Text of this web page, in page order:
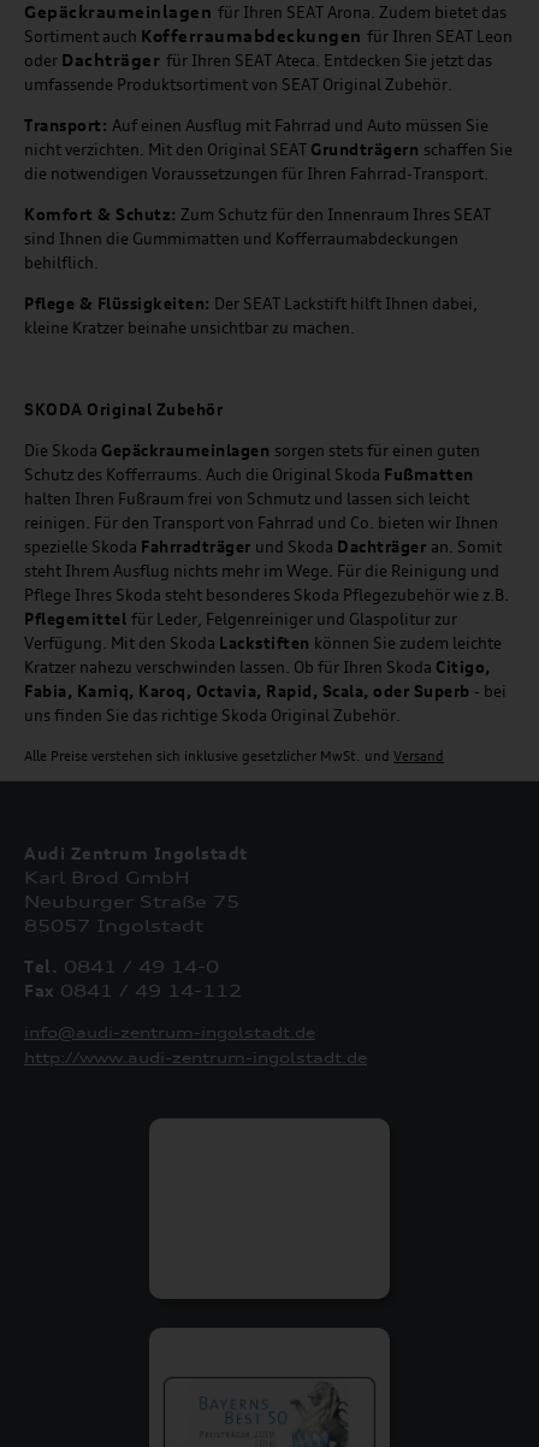
Gepäckraumeinlagen für Ihren SEAT Arona. Zudem bietet das
Sortiment auch Kofferraumabdeckungen für Ihren SEAT Leon
oder Dachträger für Ihren SEAT Ateca. Entdecken Sie jetzt das
umfassende Produktsortiment von SEAT Original Zubehör.
Transport: Auf einen Ausflug mit Fahrrad und Auto müssen Sie
nicht verzichten. Mit den Original SEAT Grundträgern schaffen Sie
die notwendigen Voraussetzungen für Ihren Fahrrad-Transport.
Komfort & Schutz: Zum Schutz für den Innenraum Ihres SEAT
sind Ihnen die Gummimatten und Kofferraumabdeckungen
behilflich.
Pflege & Flüssigkeiten: Der SEAT Lackstift hilft Ihnen dabei,
kleine Kratzer beinahe unsichtbar zu machen.
SKODA Original Zubehör
Die Skoda Gepäckraumeinlagen sorgen stets für einen guten
Schutz des Kofferraums. Auch die Original Skoda Fußmatten
halten Ihren Fußraum frei von Schmutz und lassen sich leicht
reinigen. Für den Transport von Fahrrad und Co. bieten wir Ihnen
spezielle Skoda Fahrradträger und Skoda Dachträger an. Somit
steht Ihrem Ausflug nichts mehr im Wege. Für die Reinigung und
Pflege Ihres Skoda steht besonderes Skoda Pflegezubehör wie z.B.
Pflegemittel für Leder, Felgenreiniger und Glaspolitur zur
Verfügung. Mit den Skoda Lackstiften können Sie zudem leichte
Kratzer nahezu verschwinden lassen. Ob für Ihren Skoda Citigo,
Fabia, Kamiq, Karoq, Octavia, Rapid, Scala, oder Superb - bei
uns finden Sie das richtige Skoda Original Zubehör.
Alle Preise verstehen sich inklusive gesetzlicher MwSt. und Versand
Audi Zentrum Ingolstadt
Karl Brod GmbH
Neuburger Straße 75
85057 Ingolstadt
Tel. 0841 / 49 14-0
Fax 0841 / 49 14-112
info@audi-zentrum-ingolstadt.de
http://www.audi-zentrum-ingolstadt.de